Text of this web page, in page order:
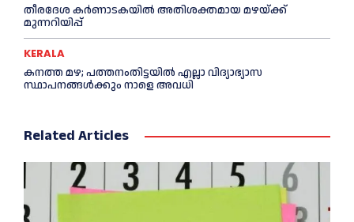
തീരദേശ കർണാടകയിൽ അതിശക്തമായ മഴയ്ക്ക്
മുന്നറിയിപ്പ്
KERALA
കനത്ത മഴ; പത്തനംതിട്ടയില്‍ എല്ലാ വിദ്യാഭ്യാസ
സ്ഥാപനങ്ങള്‍ക്കും നാളെ അവധി
Related Articles